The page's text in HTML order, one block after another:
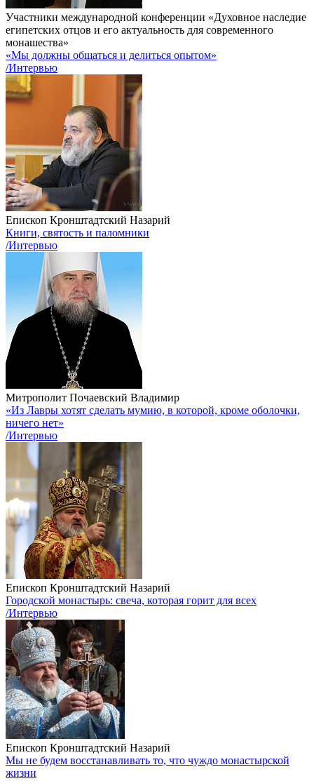
Участники международной конференции «Духовное наследие
египетских отцов и его актуальность для современного
монашества»
«Мы должны общаться и делиться опытом»
/Интервью
Епископ Кронштадтский Назарий
Книги, святость и паломники
/Интервью
Митрополит Почаевский Владимир
«Из Лавры хотят сделать мумию, в которой, кроме оболочки,
ничего нет»
/Интервью
Eпископ Кронштадтский Назарий
Городской монастырь: свеча, которая горит для всех
/Интервью
Епископ Кронштадтский Назарий
Мы не будем восстанавливать то, что чуждо монастырской
жизни